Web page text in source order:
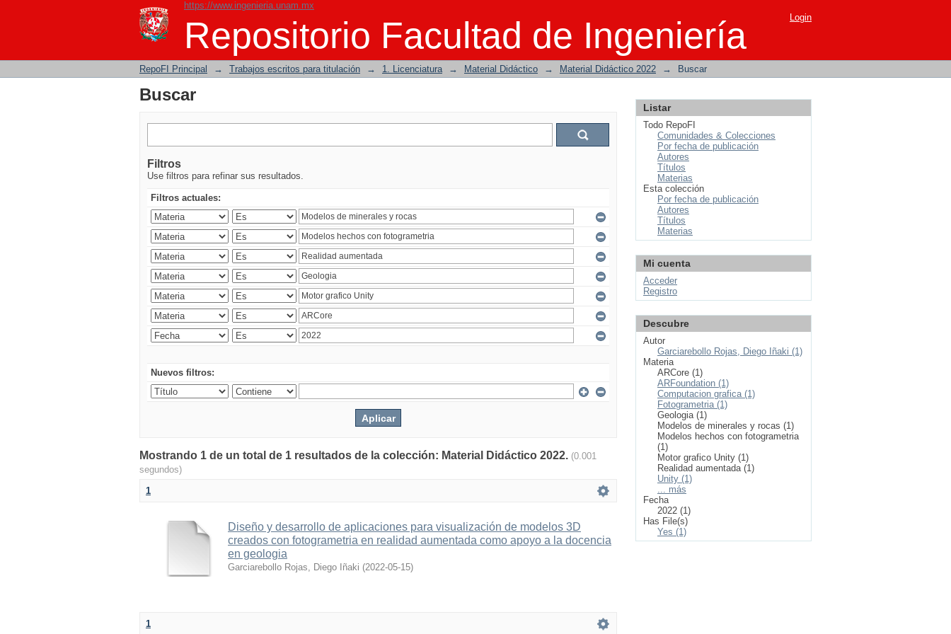
https://www.ingenieria.unam.mx
Repositorio Facultad de Ingeniería
Buscar Login
RepoFI Principal → Trabajos escritos para titulación → 1. Licenciatura → Material Didáctico → Material Didáctico 2022 → Buscar
Buscar
Filtros
Use filtros para refinar sus resultados.
Filtros actuales:
Nuevos filtros:
Mostrando 1 de un total de 1 resultados de la colección: Material Didáctico 2022. (0.001
segundos)
1
Diseño y desarrollo de aplicaciones para visualización de modelos 3D
creados con fotogrametria en realidad aumentada como apoyo a la docencia
en geologia
Garciarebollo Rojas, Diego Iñaki (2022-05-15)
1
Listar
Todo RepoFI
Comunidades & Colecciones
Por fecha de publicación
Autores
Títulos
Materias
Esta colección
Por fecha de publicación
Autores
Títulos
Materias
Mi cuenta
Acceder
Registro
Descubre
Autor
Garciarebollo Rojas, Diego Iñaki (1)
Materia
ARCore (1)
ARFoundation (1)
Computacion grafica (1)
Fotogrametria (1)
Geologia (1)
Modelos de minerales y rocas (1)
Modelos hechos con fotogrametria
(1)
Motor grafico Unity (1)
Realidad aumentada (1)
Unity (1)
... más
Fecha
2022 (1)
Has File(s)
Yes (1)